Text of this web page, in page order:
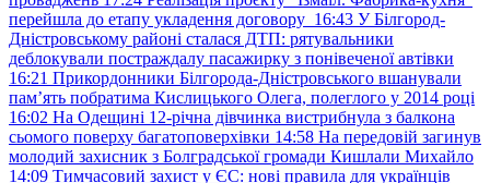
перейшла до етапу укладення договору 16:43 У Білгород-
Дністровському районі сталася ДТП: рятувальники
деблокували постраждалу пасажирку з понівеченої автівки
16:21 Прикордонники Білгорода-Дністровського вшанували
пам’ять побратима Кислицького Олега, полеглого у 2014 році
16:02 На Одещині 12-річна дівчинка вистрибнула з балкона
сьомого поверху багатоповерхівки 14:58 На передовій загинув
молодий захисник з Болградської громади Кишлали Михайло
14:09 Тимчасовий захист у ЄС: нові правила для українців